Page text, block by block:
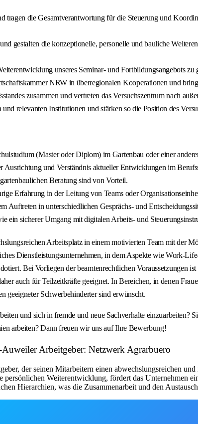
die Gesamtverantwortung für die Steuerung und
gestalten die konzeptionelle, personelle und bauliche
unseres Seminar- und Fortbildungsangebots zu
NRW in überregionalen Kooperationen und
zusammen und vertreten das Versuchszentrum nach
relevanten Institutionen und stärken so die Position des
(Master oder Diplom) im Gartenbau oder einer
und Verständnis aktueller Entwicklungen im
Beratung sind von Vorteil.
Erfahrung in der Leitung von Teams oder
in unterschiedlichen Gesprächs- und
ein sicherer Umgang mit digitalen Arbeits- und
Arbeitsplatz in einem motivierten Team mit der
Dienstleistungsunternehmen, in dem Aspekte wie Work-
Bei Vorliegen der beamtenrechtlichen Voraussetzungen
auch für Teilzeitkräfte geeignet. In Bereichen, in denen
geeigneter Schwerbehinderter sind erwünscht.
und sich in fremde und neue Sachverhalte einzuarbeiten?
arbeiten? Dann freuen wir uns auf Ihre Bewerbung!
Arbeitgeber: Netzwerk Agrarbuero
der seinen Mitarbeitern einen abwechslungsreichen
Weiterentwicklung, fördert das Unternehmen
Hierarchien, was die Zusammenarbeit und den